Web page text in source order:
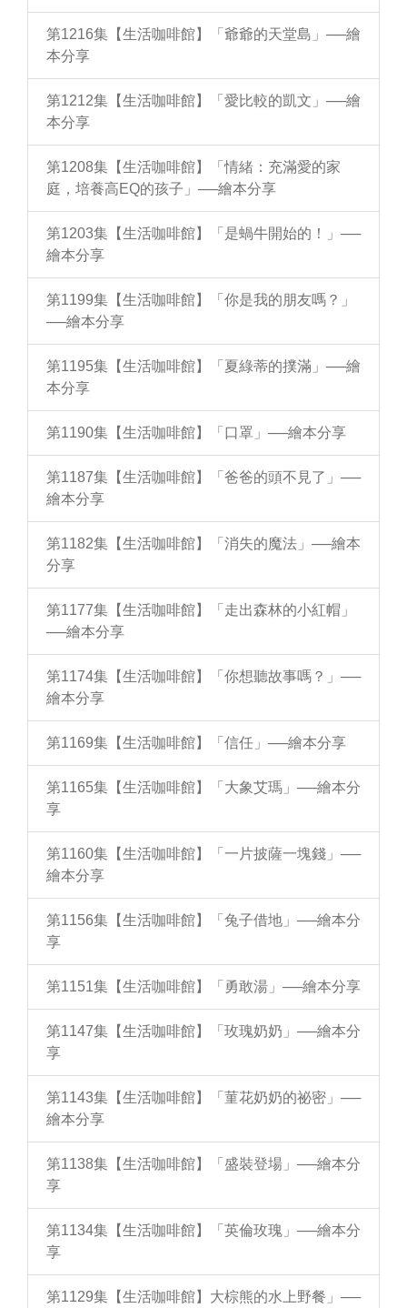
第1216集【生活咖啡館】「爺爺的天堂島」──繪
本分享
第1212集【生活咖啡館】「愛比較的凱文」──繪
本分享
第1208集【生活咖啡館】「情緒：充滿愛的家
庭，培養高EQ的孩子」──繪本分享
第1203集【生活咖啡館】「是蝸牛開始的！」──
繪本分享
第1199集【生活咖啡館】「你是我的朋友嗎？」
──繪本分享
第1195集【生活咖啡館】「夏綠蒂的撲滿」──繪
本分享
第1190集【生活咖啡館】「口罩」──繪本分享
第1187集【生活咖啡館】「爸爸的頭不見了」──
繪本分享
第1182集【生活咖啡館】「消失的魔法」──繪本
分享
第1177集【生活咖啡館】「走出森林的小紅帽」
──繪本分享
第1174集【生活咖啡館】「你想聽故事嗎？」──
繪本分享
第1169集【生活咖啡館】「信任」──繪本分享
第1165集【生活咖啡館】「大象艾瑪」──繪本分
享
第1160集【生活咖啡館】「一片披薩一塊錢」──
繪本分享
第1156集【生活咖啡館】「兔子借地」──繪本分
享
第1151集【生活咖啡館】「勇敢湯」──繪本分享
第1147集【生活咖啡館】「玫瑰奶奶」──繪本分
享
第1143集【生活咖啡館】「菫花奶奶的祕密」──
繪本分享
第1138集【生活咖啡館】「盛裝登場」──繪本分
享
第1134集【生活咖啡館】「英倫玫瑰」──繪本分
享
第1129集【生活咖啡館】大棕熊的水上野餐」──